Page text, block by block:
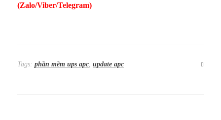
(Zalo/Viber/Telegram)
Tags: phần mềm ups apc update apc